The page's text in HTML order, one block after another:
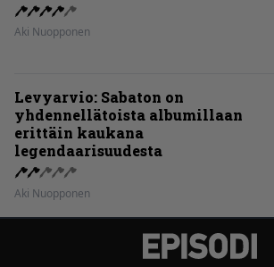
Aki Nuopponen
Levyarvio: Sabaton on
yhdennellätoista albumillaan
erittäin kaukana
legendaarisuudesta
Aki Nuopponen